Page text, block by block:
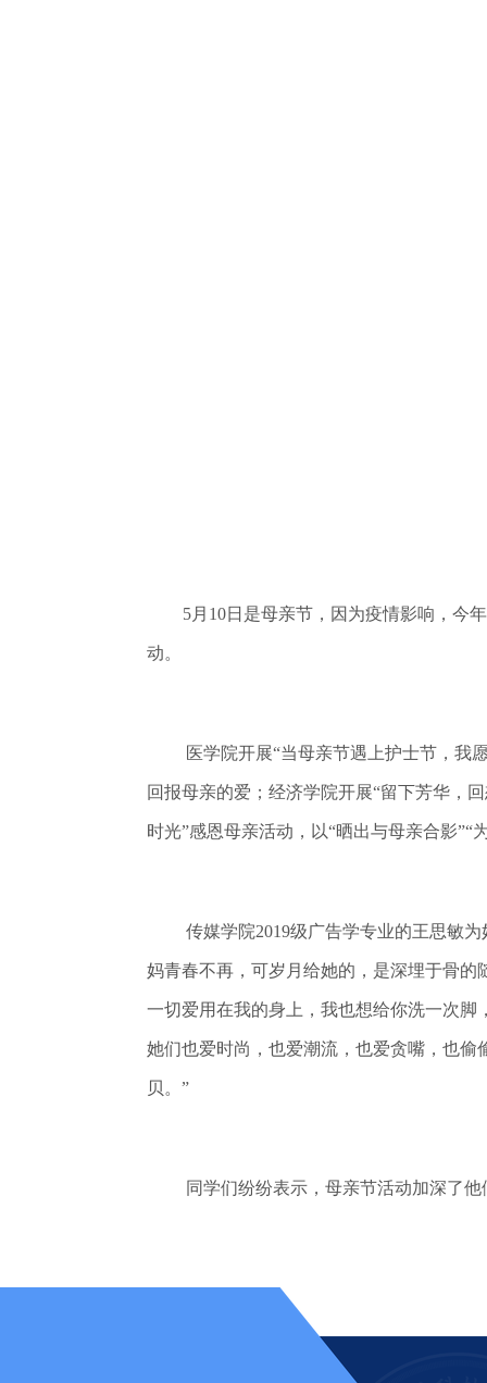
5月10日是母亲节，因为疫情影响，今
动。
医学院开展“当母亲节遇上护士节，我
回报母亲的爱；经济学院开展“留下芳华，
时光”感恩母亲活动，以“晒出与母亲合影
传媒学院2019级广告学专业的王思敏
妈青春不再，可岁月给她的，是深埋于骨的
一切爱用在我的身上，我也想给你洗一次脚
她们也爱时尚，也爱潮流，也爱贪嘴，也
贝。”
同学们纷纷表示，母亲节活动加深了